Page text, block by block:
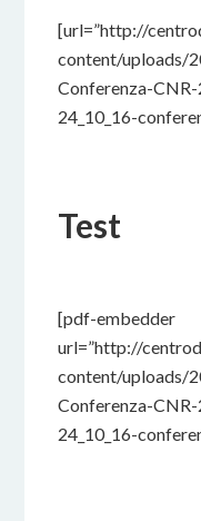
[url=”http://
content/uploads/
Conferenza-
24_10_16-
Test
[pdf-embedder
url=”http://
content/uploads/
Conferenza-
24_10_16-